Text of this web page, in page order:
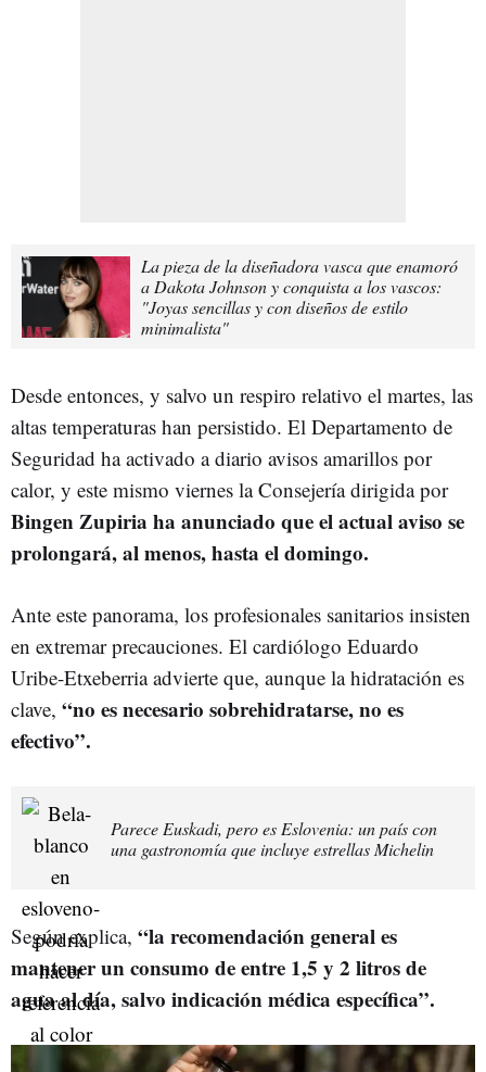
La pieza de la diseñadora vasca que enamoró
a Dakota Johnson y conquista a los vascos:
"Joyas sencillas y con diseños de estilo
minimalista"
Desde entonces, y salvo un respiro relativo el martes, las
altas temperaturas han persistido. El Departamento de
Seguridad ha activado a diario avisos amarillos por
calor, y este mismo viernes la Consejería dirigida por
Bingen Zupiria ha anunciado que el actual aviso se
prolongará, al menos, hasta el domingo.
Ante este panorama, los profesionales sanitarios insisten
en extremar precauciones. El cardiólogo Eduardo
Uribe-Etxeberria advierte que, aunque la hidratación es
clave, “no es necesario sobrehidratarse, no es
efectivo”.
Parece Euskadi, pero es Eslovenia: un país con
una gastronomía que incluye estrellas Michelin
Según explica, “la recomendación general es
mantener un consumo de entre 1,5 y 2 litros de
agua al día, salvo indicación médica específica”.